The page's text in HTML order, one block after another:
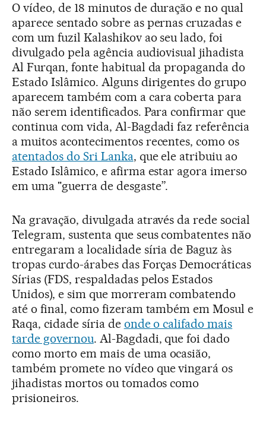
O vídeo, de 18 minutos de duração e no qual
aparece sentado sobre as pernas cruzadas e
com um fuzil Kalashikov ao seu lado, foi
divulgado pela agência audiovisual jihadista
Al Furqan, fonte habitual da propaganda do
Estado Islâmico. Alguns dirigentes do grupo
aparecem também com a cara coberta para
não serem identificados. Para confirmar que
continua com vida, Al-Bagdadi faz referência
a muitos acontecimentos recentes, como os
atentados do Sri Lanka, que ele atribuiu ao
Estado Islâmico, e afirma estar agora imerso
em uma "guerra de desgaste”.
Na gravação, divulgada através da rede social
Telegram, sustenta que seus combatentes não
entregaram a localidade síria de Baguz às
tropas curdo-árabes das Forças Democráticas
Sírias (FDS, respaldadas pelos Estados
Unidos), e sim que morreram combatendo
até o final, como fizeram também em Mosul e
Raqa, cidade síria de onde o califado mais
tarde governou. Al-Bagdadi, que foi dado
como morto em mais de uma ocasião,
também promete no vídeo que vingará os
jihadistas mortos ou tomados como
prisioneiros.